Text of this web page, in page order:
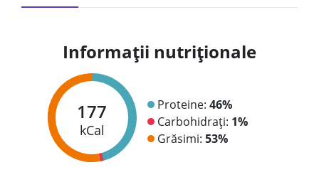
Informații nutriționale
177
kCal
Proteine: 46%
Carbohidrați: 1%
Grăsimi: 53%